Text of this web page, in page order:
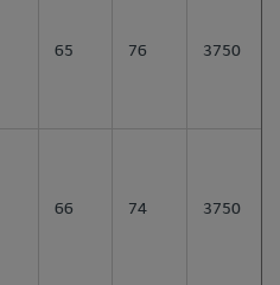
65 76 3750
66 74 3750